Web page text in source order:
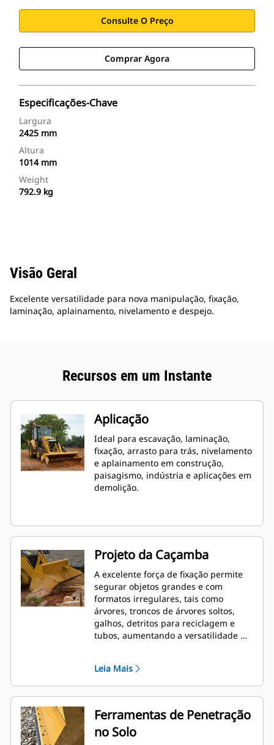
Consulte O Preço
Comprar Agora
Especificações-Chave
Largura
2425 mm
Altura
1014 mm
Weight
792.9 kg
Visão Geral
Excelente versatilidade para nova manipulação, fixação,
laminação, aplainamento, nivelamento e despejo.
Recursos em um Instante
Aplicação
Ideal para escavação, laminação,
fixação, arrasto para trás, nivelamento
e aplainamento em construção,
paisagismo, indústria e aplicações em
demolição.
Projeto da Caçamba
A excelente força de fixação permite
segurar objetos grandes e com
formatos irregulares, tais como
árvores, troncos de árvores soltos,
galhos, detritos para reciclagem e
tubos, aumentando a versatilidade de
Leia Mais
Ferramentas de Penetração
no Solo